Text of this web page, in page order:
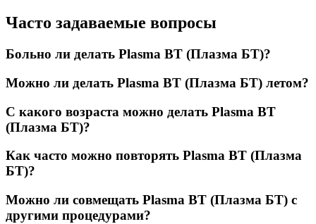
Часто задаваемые вопросы
Больно ли делать Plasma BT (Плазма БТ)?
Можно ли делать Plasma BT (Плазма БТ) летом?
С какого возраста можно делать Plasma BT
(Плазма БТ)?
Как часто можно повторять Plasma BT (Плазма
БТ)?
Можно ли совмещать Plasma BT (Плазма БТ) с
другими процедурами?